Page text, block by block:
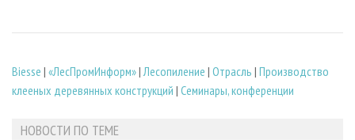
Biesse | «ЛесПромИнформ»|Лесопиление | Отрасль | Производство
клееных деревянных конструкций | Семинары, конференции
НОВОСТИ ПО ТЕМЕ